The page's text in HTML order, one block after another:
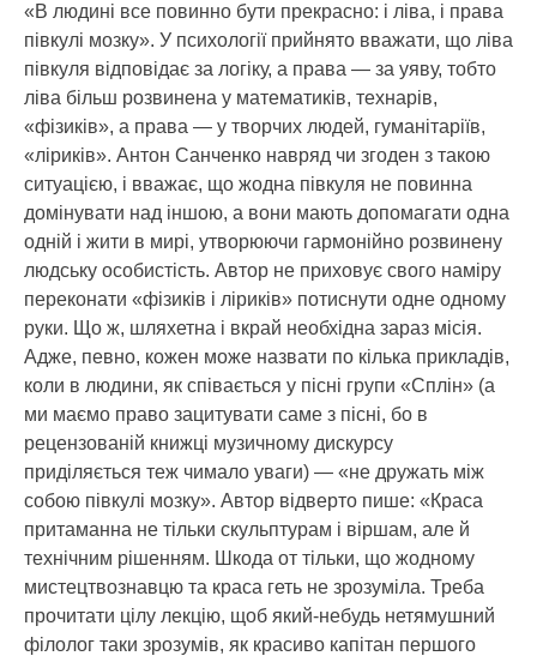
«В людині все повинно бути прекрасно: і ліва, і права
півкулі мозку». У психології прийнято вважати, що ліва
півкуля відповідає за логіку, а права — за уяву, тобто
ліва більш розвинена у математиків, технарів,
«фізиків», а права — у творчих людей, гуманітаріїв,
«ліриків». Антон Санченко навряд чи згоден з такою
ситуацією, і вважає, що жодна півкуля не повинна
домінувати над іншою, а вони мають допомагати одна
одній і жити в мирі, утворюючи гармонійно розвинену
людську особистість. Автор не приховує свого наміру
переконати «фізиків і ліриків» потиснути одне одному
руки. Що ж, шляхетна і вкрай необхідна зараз місія.
Адже, певно, кожен може назвати по кілька прикладів,
коли в людини, як співається у пісні групи «Сплін» (а
ми маємо право зацитувати саме з пісні, бо в
рецензованій книжці музичному дискурсу
приділяється теж чимало уваги) — «не дружать між
собою півкулі мозку». Автор відверто пише: «Краса
притаманна не тільки скульптурам і віршам, але й
технічним рішенням. Шкода от тільки, що жодному
мистецтвознавцю та краса геть не зрозуміла. Треба
прочитати цілу лекцію, щоб який-небудь нетямушний
філолог таки зрозумів, як красиво капітан першого